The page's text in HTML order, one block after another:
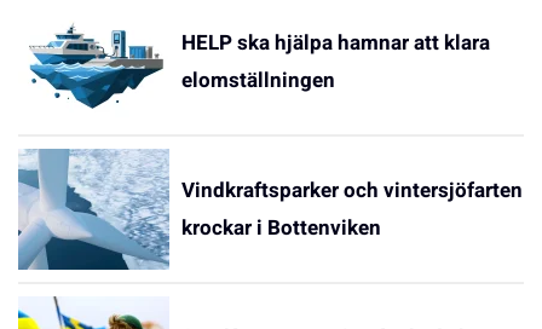
HELP ska hjälpa hamnar att klara
elomställningen
Vindkraftsparker och vintersjöfarten
krockar i Bottenviken